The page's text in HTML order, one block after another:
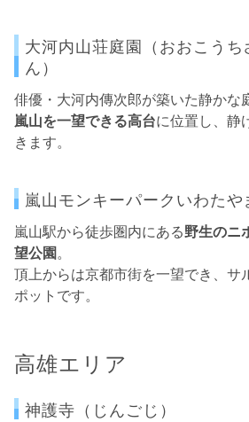
大河内山荘庭園（おおこうち
ん）
俳優・大河内傳次郎が築いた静かな
嵐山を一望できる高台に位置し、静
きます。
嵐山モンキーパークいわたや
嵐山駅から徒歩圏内にある野生のニ
望公園。
頂上からは京都市街を一望でき、サ
ポットです。
高雄エリア
神護寺（じんごじ）